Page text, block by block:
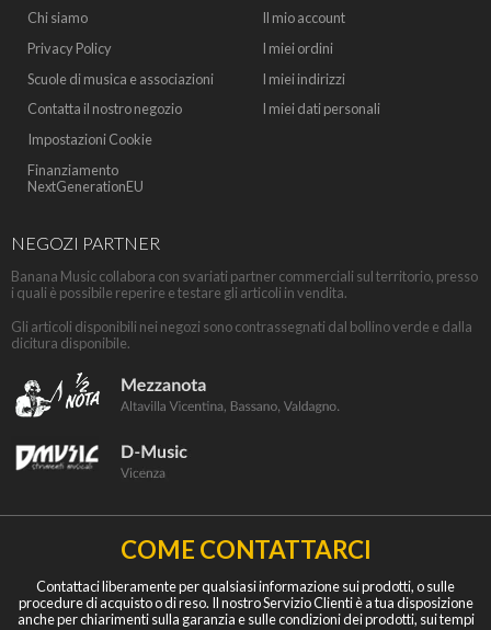
Chi siamo
Privacy Policy
Scuole di musica e associazioni
Contatta il nostro negozio
Impostazioni Cookie
Finanziamento
NextGenerationEU
Il mio account
I miei ordini
I miei indirizzi
I miei dati personali
NEGOZI PARTNER
Banana Music collabora con svariati partner commerciali sul territorio, presso
i quali è possibile reperire e testare gli articoli in vendita.
Gli articoli disponibili nei negozi sono contrassegnati dal bollino verde e dalla
dicitura disponibile.
COME CONTATTARCI
Contattaci liberamente per qualsiasi informazione sui prodotti, o sulle
procedure di acquisto o di reso. Il nostro Servizio Clienti è a tua disposizione
anche per chiarimenti sulla garanzia e sulle condizioni dei prodotti, sui tempi